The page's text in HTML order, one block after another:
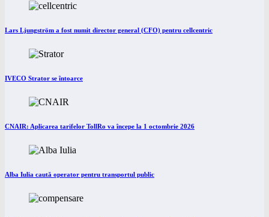
Lars Ljungström a fost numit director general (CFO) pentru cellcentric
IVECO Strator se întoarce
CNAIR: Aplicarea tarifelor TollRo va începe la 1 octombrie 2026
Alba Iulia caută operator pentru transportul public